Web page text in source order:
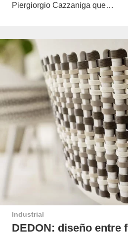
Piergiorgio Cazzaniga que…
Industrial
DEDON: diseño entre